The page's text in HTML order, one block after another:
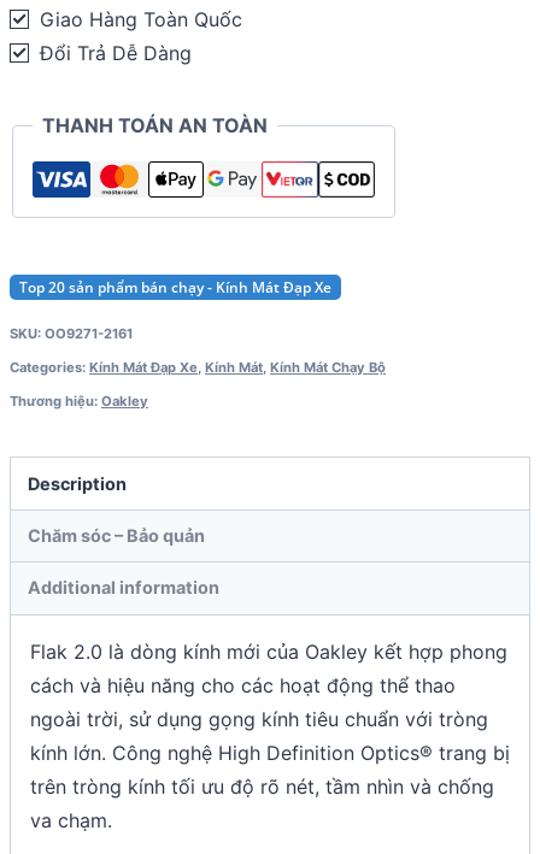
Giao Hàng Toàn Quốc
Đổi Trả Dễ Dàng
THANH TOÁN AN TOÀN
Top 20 sản phẩm bán chạy - Kính Mát Đạp Xe
SKU: OO9271-2161
Categories: Kính Mát Đạp Xe, Kính Mát, Kính Mát Chạy Bộ
Thương hiệu: Oakley
Description
Chăm sóc – Bảo quản
Additional information
Flak 2.0 là dòng kính mới của Oakley kết hợp phong
cách và hiệu năng cho các hoạt động thể thao
ngoài trời, sử dụng gọng kính tiêu chuẩn với tròng
kính lớn. Công nghệ High Definition Optics® trang bị
trên tròng kính tối ưu độ rõ nét, tầm nhìn và chống
va chạm.